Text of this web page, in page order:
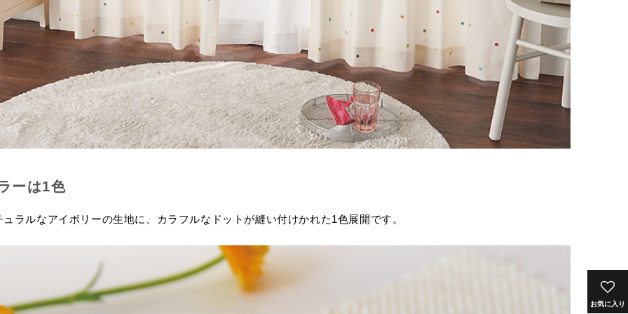
ーは1色
ュラルなアイボリーの生地に、カラフルなドットが縫い付けかれた1色展開です。
お気に入り